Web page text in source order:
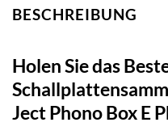
BESCHREIBUNG
Holen Sie das
Ject Phono Box E